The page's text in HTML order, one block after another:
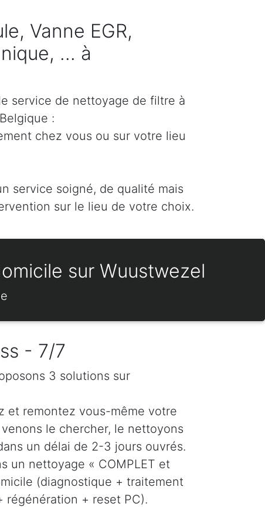
Vanne EGR,
... à
service de nettoyage de filtre à
:
chez vous ou sur votre lieu
service soigné, de qualité mais
sur le lieu de votre choix.
sur Wuustwezel
- 7/7
3 solutions sur
et remontez vous-même votre
le chercher, le nettoyons
un délai de 2-3 jours ouvrés.
un nettoyage « COMPLET et
(diagnostique + traitement
régénération + reset PC).